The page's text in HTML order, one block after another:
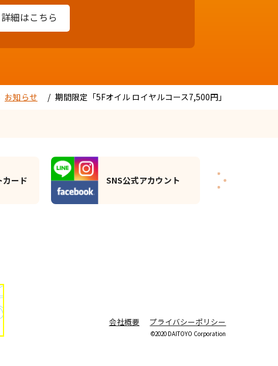
詳細はこちら
お知らせ 期間限定「5Fオイル ロイヤルコース7,500円」
ント
大東洋グループ・
スパの楽しみ方
会社概要 プライバシーポリシー
©2020 DAITOYO Corporation